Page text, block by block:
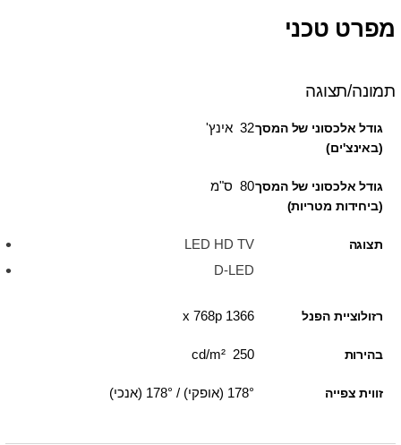
מפרט טכני
תמונה/תצוגה
גודל אלכסוני של המסך
(באינצ'ים)
32 אינץ'
גודל אלכסוני של המסך
(ביחידות מטריות)
80 ס"מ
תצוגה
LED HD TV
D-LED
רזולוציית הפנל 1366 x 768p
בהירות 250 cd/m²
זווית צפייה 178° (אופקי) / 178° (אנכי)